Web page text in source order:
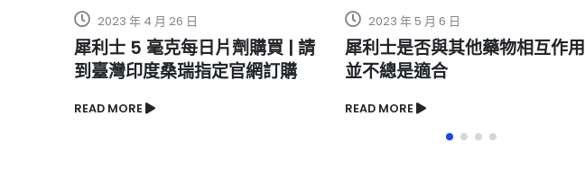
2023 年 5 月 6 日
犀利士是否與其他藥物相互作用
並不總是適合
READ MORE
2023 年 9 月 7 日
希愛力對年齡疾病心理狀態對藥
效的影響及性生活質量評估
READ MORE